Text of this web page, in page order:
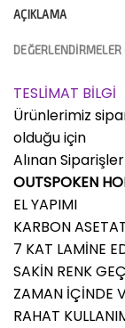
AÇIKLAMA
TESLİMAT BİLGİ
Ürünlerimiz
olduğu için
Alınan
OUTSPOKEN
EL YAPIMI
KARBON
7 KAT LAMİNE
SAKİN RENK
ZAMAN İÇİNDE
RAHAT